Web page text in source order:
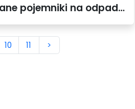
Wykaz ulic, na których będą dezynfekowane pojemniki na odpady zmieszane w dniu 10.03.2025 r.
10 11 >